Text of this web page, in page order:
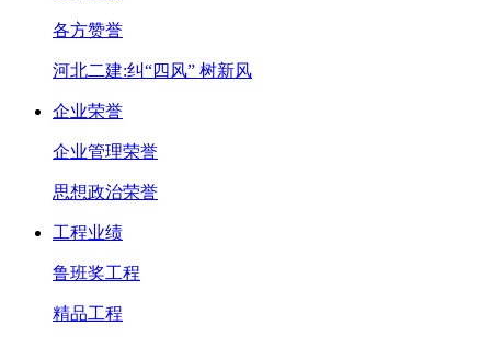
各方赞誉
河北二建:纠“四风” 树新风
企业荣誉
企业管理荣誉
思想政治荣誉
工程业绩
鲁班奖工程
精品工程